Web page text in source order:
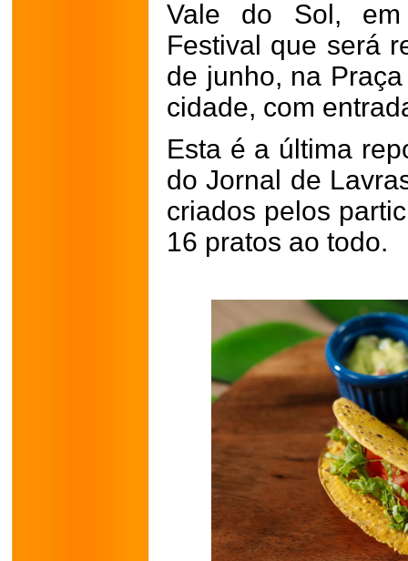
Vale do Sol,
Festival que será
de junho, na
cidade, com
Esta é a última
do Jornal de
criados pelos
16 pratos ao todo.